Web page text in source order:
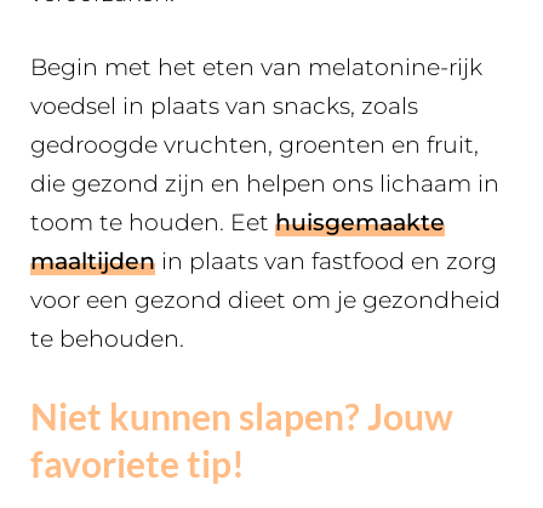
Begin met het eten van melatonine-rijk
voedsel in plaats van snacks, zoals
gedroogde vruchten, groenten en fruit,
die gezond zijn en helpen ons lichaam in
toom te houden. Eet huisgemaakte
maaltijden in plaats van fastfood en zorg
voor een gezond dieet om je gezondheid
te behouden.
Niet kunnen slapen? Jouw
favoriete tip!